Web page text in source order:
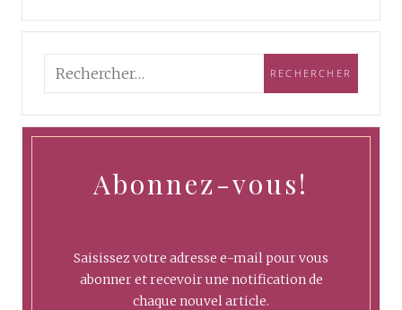
Abonnez-vous!
Saisissez votre adresse e-mail pour vous
abonner et recevoir une notification de
chaque nouvel article.